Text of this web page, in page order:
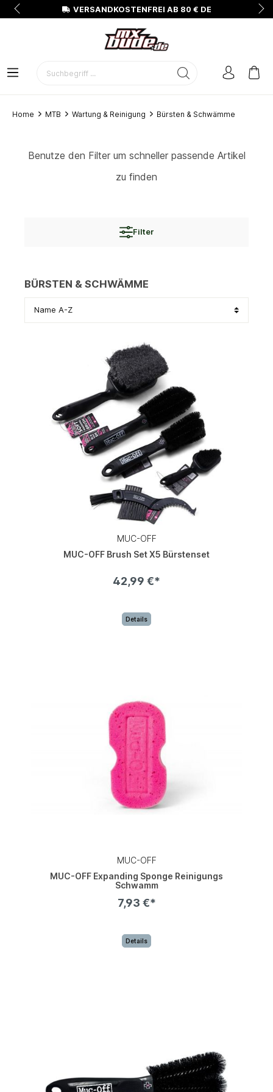
VERSANDKOSTENFREI AB 80 € DE
Home MTB Wartung & Reinigung Bürsten & Schwämme
Benutze den Filter um schneller passende Artikel
zu finden
Filter
BÜRSTEN & SCHWÄMME
MUC-OFF
MUC-OFF Brush Set X5 Bürstenset
42,99 €*
Details
MUC-OFF
MUC-OFF Expanding Sponge Reinigungs
Schwamm
7,93 €*
Details